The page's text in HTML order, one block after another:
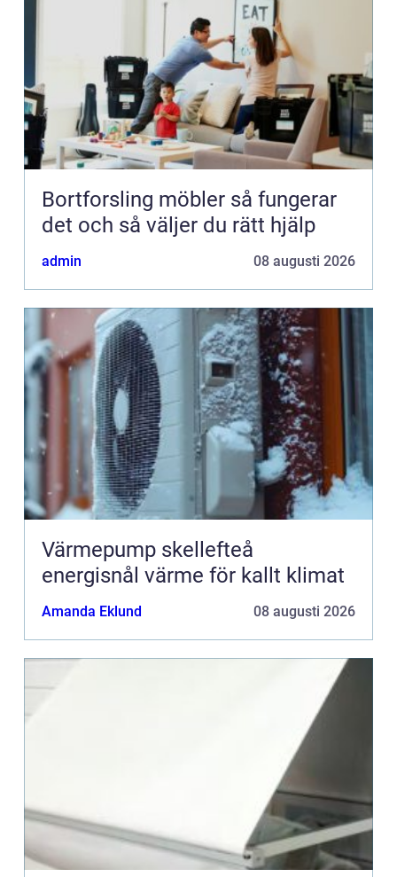
Bortforsling möbler så fungerar
det och så väljer du rätt hjälp
admin 08 augusti 2026
Värmepump skellefteå
energisnål värme för kallt klimat
Amanda Eklund 08 augusti 2026